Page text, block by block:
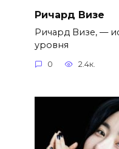
Ричард Визе
Ричард Визе, —
уровня
0 2.4к.